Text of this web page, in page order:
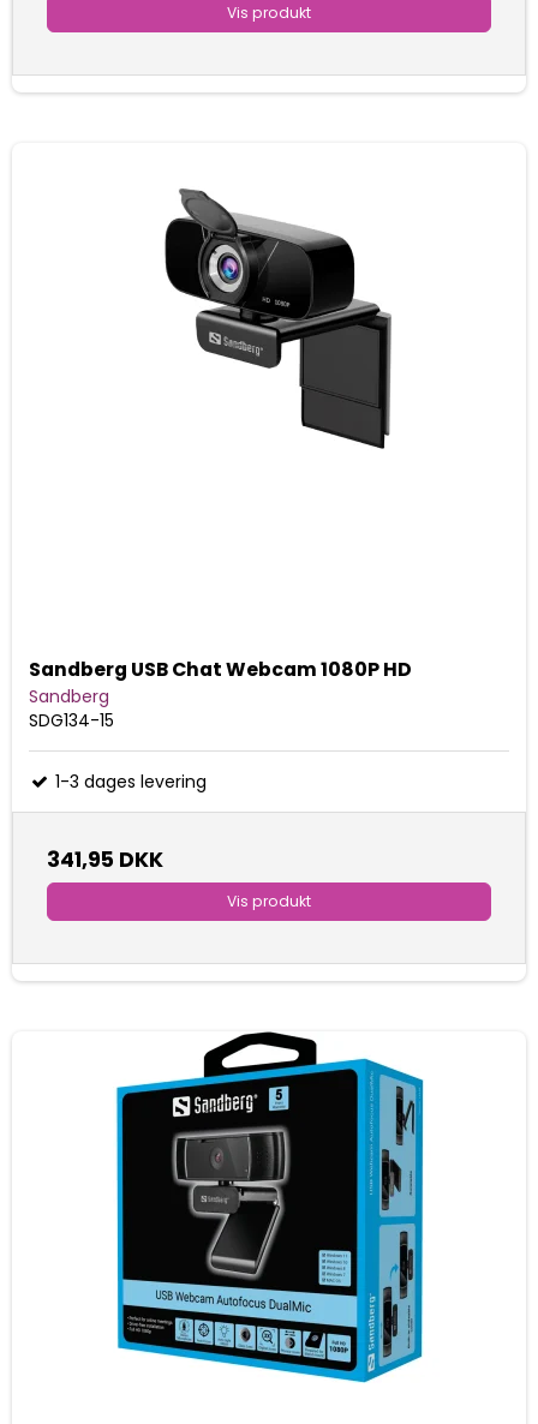
Vis produkt
Sandberg USB Chat Webcam 1080P HD
Sandberg
SDG134-15
1-3 dages levering
341,95 DKK
Vis produkt